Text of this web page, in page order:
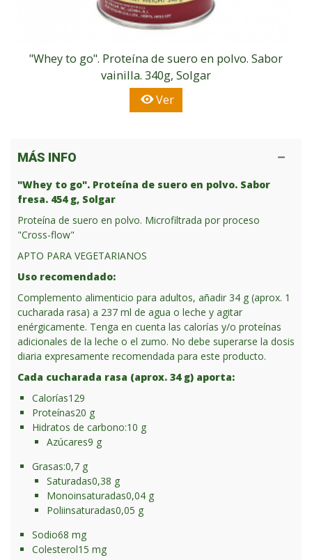
"Whey to go". Proteína de suero en polvo. Sabor
vainilla. 340g, Solgar
Ver
MÁS INFO
"Whey to go". Proteína de suero en polvo. Sabor
fresa. 454 g, Solgar
Proteína de suero en polvo. Microfiltrada por proceso
"Cross-flow"
APTO PARA VEGETARIANOS
Uso recomendado:
Complemento alimenticio para adultos, añadir 34 g (aprox. 1
cucharada rasa) a 237 ml de agua o leche y agitar
enérgicamente. Tenga en cuenta las calorías y/o proteínas
adicionales de la leche o el zumo. No debe superarse la dosis
diaria expresamente recomendada para este producto.
Cada cucharada rasa (aprox. 34 g) aporta:
Calorías129
Proteínas20 g
Hidratos de carbono:10 g
Azúcares9 g
Grasas:0,7 g
Saturadas0,38 g
Monoinsaturadas0,04 g
Poliinsaturadas0,05 g
Sodio68 mg
Colesterol15 mg